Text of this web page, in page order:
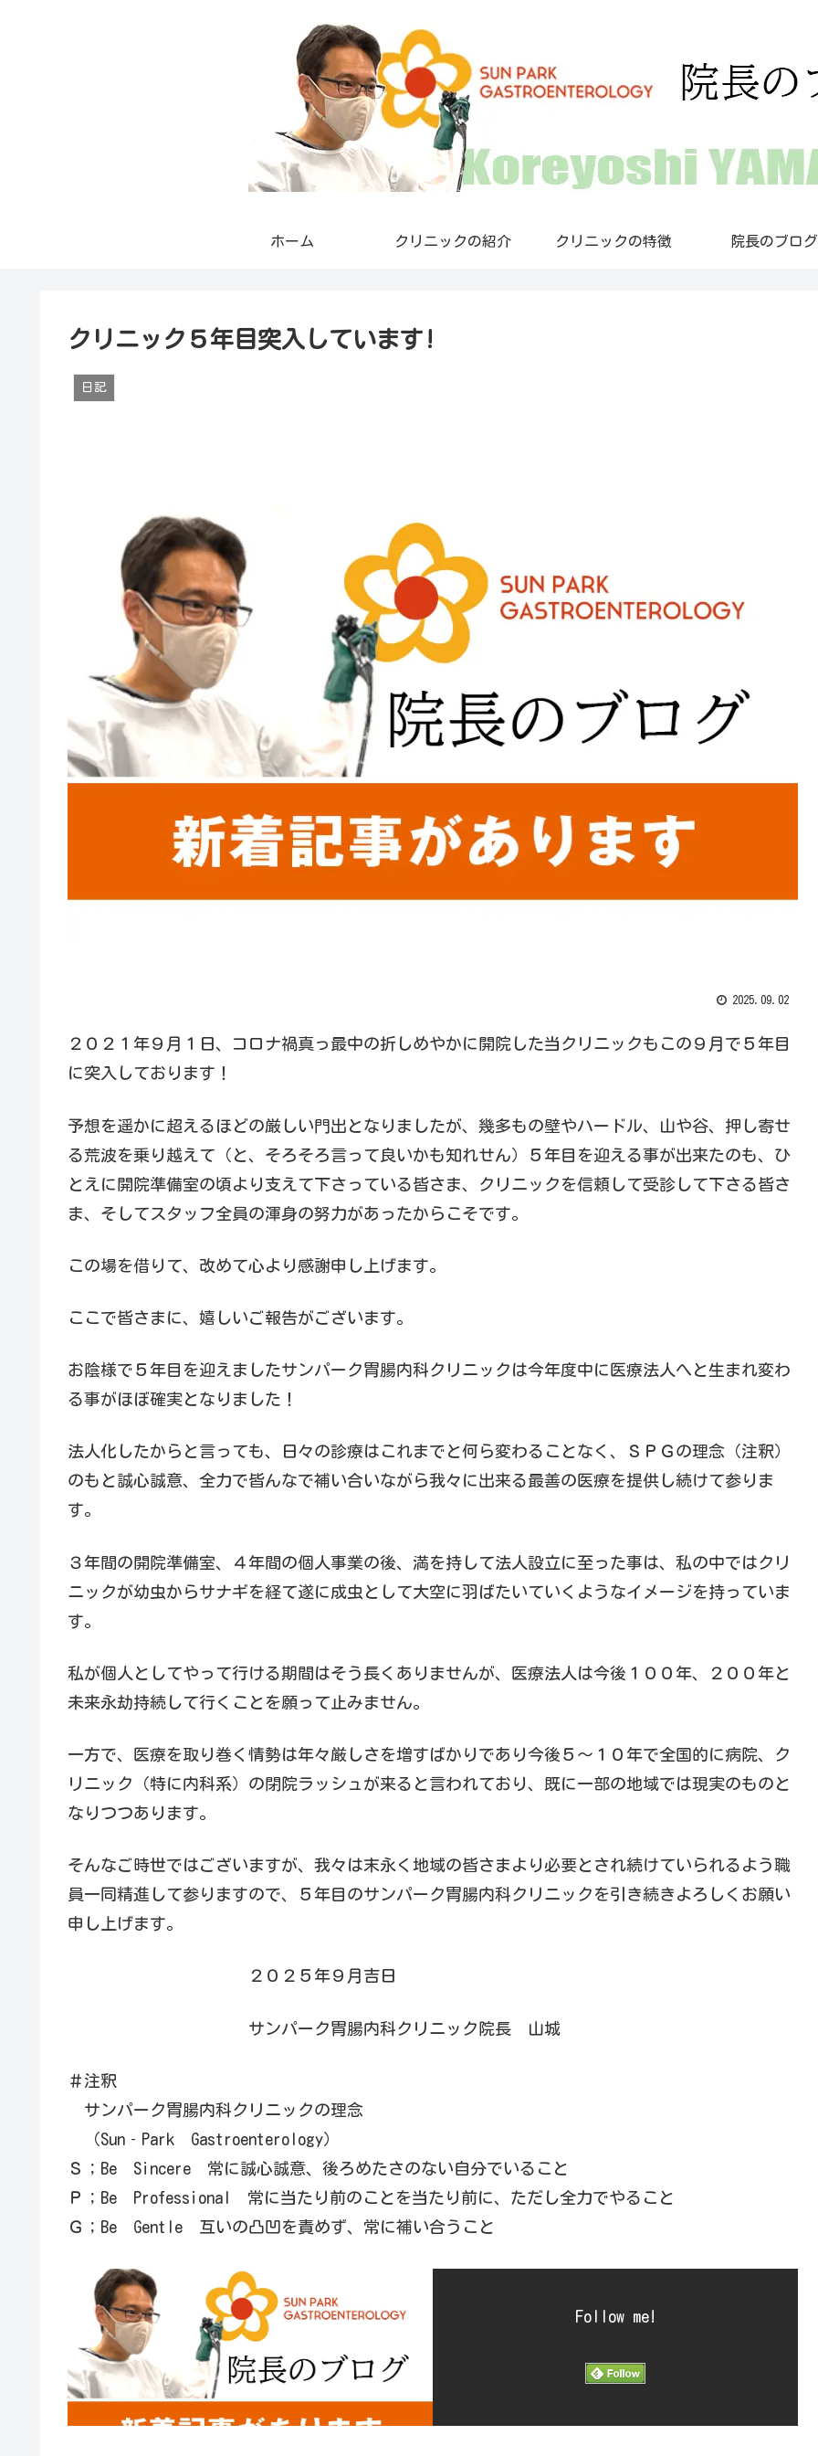
ホーム クリニックの紹介 クリニックの特徴 院長のブログ
クリニック５年目突入しています!
日記
2025.09.02
２０２１年９月１日、コロナ禍真っ最中の折しめやかに開院した当クリニックもこの９月で５年目
に突入しております！
予想を遥かに超えるほどの厳しい門出となりましたが、幾多もの壁やハードル、山や谷、押し寄せ
る荒波を乗り越えて（と、そろそろ言って良いかも知れせん）５年目を迎える事が出来たのも、ひ
とえに開院準備室の頃より支えて下さっている皆さま、クリニックを信頼して受診して下さる皆さ
ま、そしてスタッフ全員の渾身の努力があったからこそです。
この場を借りて、改めて心より感謝申し上げます。
ここで皆さまに、嬉しいご報告がございます。
お陰様で５年目を迎えましたサンパーク胃腸内科クリニックは今年度中に医療法人へと生まれ変わ
る事がほぼ確実となりました！
法人化したからと言っても、日々の診療はこれまでと何ら変わることなく、ＳＰＧの理念（注釈）
のもと誠心誠意、全力で皆んなで補い合いながら我々に出来る最善の医療を提供し続けて参りま
す。
３年間の開院準備室、４年間の個人事業の後、満を持して法人設立に至った事は、私の中ではクリ
ニックが幼虫からサナギを経て遂に成虫として大空に羽ばたいていくようなイメージを持っていま
す。
私が個人としてやって行ける期間はそう長くありませんが、医療法人は今後１００年、２００年と
未来永劫持続して行くことを願って止みません。
一方で、医療を取り巻く情勢は年々厳しさを増すばかりであり今後５～１０年で全国的に病院、ク
リニック（特に内科系）の閉院ラッシュが来ると言われており、既に一部の地域では現実のものと
なりつつあります。
そんなご時世ではございますが、我々は末永く地域の皆さまより必要とされ続けていられるよう職
員一同精進して参りますので、５年目のサンパーク胃腸内科クリニックを引き続きよろしくお願い
申し上げます。
２０２５年９月吉日
サンパーク胃腸内科クリニック院長 山城
＃注釈
サンパーク胃腸内科クリニックの理念
（Sun‐Park Gastroenterology）
Ｓ；Be Sincere 常に誠心誠意、後ろめたさのない自分でいること
Ｐ；Be Professional 常に当たり前のことを当たり前に、ただし全力でやること
Ｇ；Be Gentle 互いの凸凹を責めず、常に補い合うこと
Follow me!